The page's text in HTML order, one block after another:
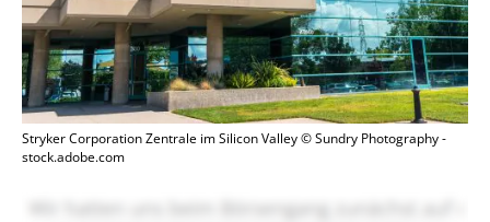
Stryker Corporation Zentrale im Silicon Valley © Sundry Photography -
stock.adobe.com